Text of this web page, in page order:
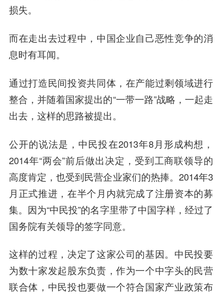
损失。
而在走出去过程中，中国企业自己恶性竞争的消
息时有耳闻。
通过打造民间投资共同体，在产能过剩领域进行
整合，并随着国家提出的“一带一路”战略，一起走
出去，这样的思路被提出。
公开的说法是，中民投在2013年8月形成构想，
2014年“两会”前后做出决定，受到工商联领导的
高度肯定，也受到民营企业家们的热捧。2014年3
月正式推进，在半个月内就完成了注册资本的募
集。因为“中民投”的名字里带了中国字样，经过了
国务院有关领导的签字同意。
这样的过程，决定了这家公司的基因。中民投要
为数十家发起股东负责，作为一个中字头的民营
联合体，中民投也要做一个符合国家产业政策布